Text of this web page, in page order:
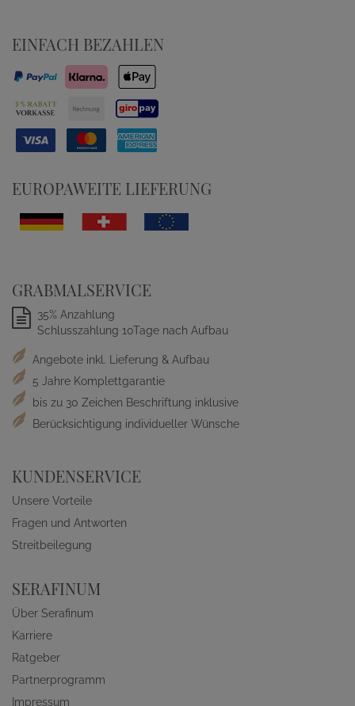
EINFACH BEZAHLEN
EUROPAWEITE LIEFERUNG
GRABMALSERVICE
35% Anzahlung
Schlusszahlung 10Tage nach Aufbau
Angebote inkl. Lieferung & Aufbau
5 Jahre Komplettgarantie
bis zu 30 Zeichen Beschriftung inklusive
Berücksichtigung individueller Wünsche
KUNDENSERVICE
Unsere Vorteile
Fragen und Antworten
Streitbeilegung
SERAFINUM
Über Serafinum
Karriere
Ratgeber
Partnerprogramm
Impressum